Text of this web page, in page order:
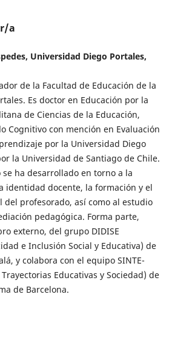
a
Universidad Diego Portales,
de la Facultad de Educación de la
Es doctor en Educación por la
de Ciencias de la Educación,
Cognitivo con mención en Evaluación
por la Universidad Diego
la Universidad de Santiago de Chile.
ha desarrollado en torno a la
identidad docente, la formación y el
profesorado, así como al estudio
pedagógica. Forma parte,
externo, del grupo DIDISE
e Inclusión Social y Educativa) de
y colabora con el equipo SINTE-
Educativas y Sociedad) de
de Barcelona.